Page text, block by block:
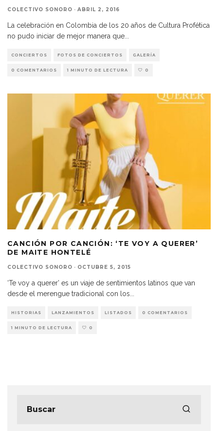
COLECTIVO SONORO · ABRIL 2, 2016
La celebración en Colombia de los 20 años de Cultura Profética
no pudo iniciar de mejor manera que...
CONCIERTOS FOTOS DE CONCIERTOS GALERÍA
0 COMENTARIOS 1 MINUTO DE LECTURA 0
CANCIÓN POR CANCIÓN: ‘TE VOY A QUERER’
DE MAITE HONTELÉ
COLECTIVO SONORO · OCTUBRE 5, 2015
‘Te voy a querer’ es un viaje de sentimientos latinos que van
desde el merengue tradicional con los
HISTORIAS LANZAMIENTOS LISTADOS 0 COMENTARIOS
1 MINUTO DE LECTURA 0